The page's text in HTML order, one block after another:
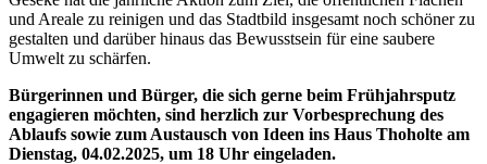
und Areale zu reinigen und das Stadtbild insgesamt noch schöner zu
gestalten und darüber hinaus das Bewusstsein für eine saubere
Umwelt zu schärfen.
Bürgerinnen und Bürger, die sich gerne beim Frühjahrsputz
engagieren möchten, sind herzlich zur Vorbesprechung des
Ablaufs sowie zum Austausch von Ideen ins Haus Thoholte am
Dienstag, 04.02.2025, um 18 Uhr eingeladen.